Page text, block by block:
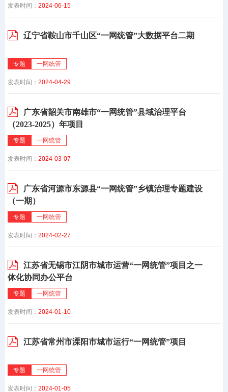
发表时间： 2024-06-15
辽宁省鞍山市千山区“一网统管”大数据平台二期
专题 一网统管
发表时间： 2024-04-29
广东省韶关市南雄市“一网统管”县域治理平台
（2023-2025）年项目
专题 一网统管
发表时间： 2024-03-07
广东省河源市东源县“一网统管”乡镇治理专题建设
（一期）
专题 一网统管
发表时间： 2024-02-27
江苏省无锡市江阴市城市运营“一网统管”项目之一
体化协同办公平台
专题 一网统管
发表时间： 2024-01-10
江苏省常州市溧阳市城市运行“一网统管”项目
专题 一网统管
发表时间： 2024-01-05